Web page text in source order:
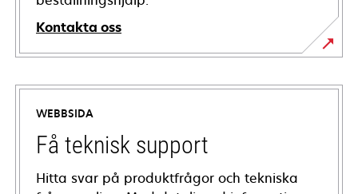
Kontakta oss
WEBBSIDA
Få teknisk support
Hitta svar på produktfrågor och tekniska